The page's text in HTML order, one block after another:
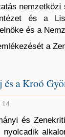
és a
és a
a
a Kroó
és
nyolcadik